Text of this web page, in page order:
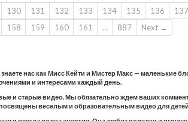
130 131 132 133 134 135 136 137
158 159 160 161 … 887 Next →
нас как Мисс Кейти и Мистер Макс — маленькие
и интересами каждый день.
и старые видео. Мы обязательно ждем ваших
веселым и образовательным видео для